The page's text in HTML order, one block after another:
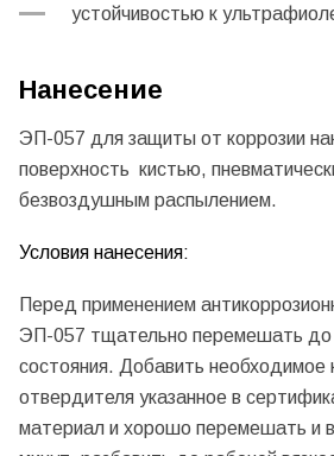
устойчивостью к
Нанесение
ЭП-057 для защиты от коррозии
поверхность кистью,
безвоздушным распылением.
Условия нанесения:
Перед применением
ЭП-057 тщательно перемешать до
состояния. Добавить необходимое
отвердителя указанное в
материал и хорошо перемешать и